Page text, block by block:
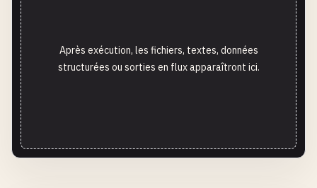
Après exécution, les fichiers, textes, données
structurées ou sorties en flux apparaîtront ici.